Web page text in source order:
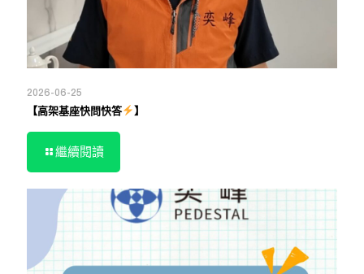
2026-06-25
【高架基座快問快答
】
繼續閱讀